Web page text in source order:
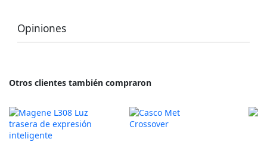
Opiniones
Otros clientes también compraron